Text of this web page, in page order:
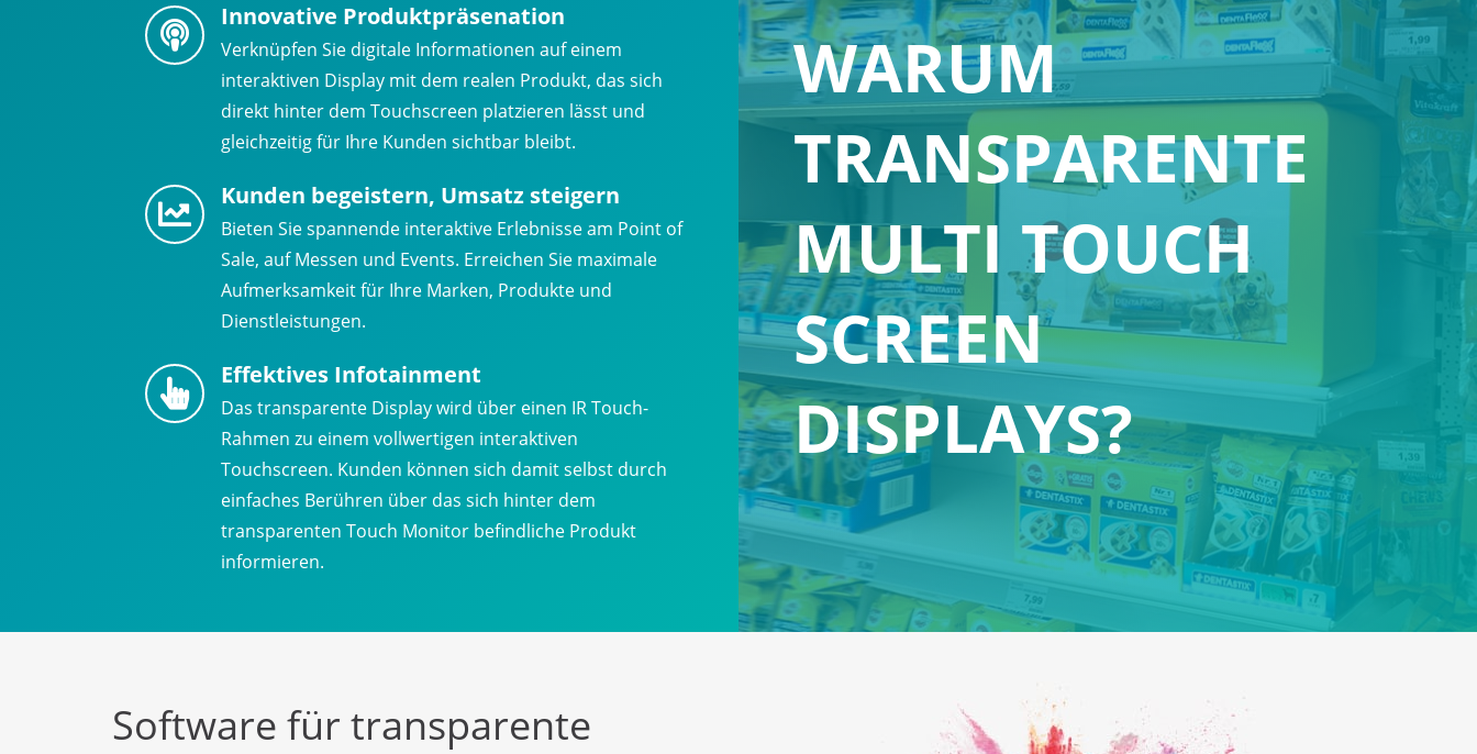
WARUM
TRANSPARENTE
MULTI TOUCH
SCREEN
DISPLAYS?
Innovative Produktpräsenation
Verknüpfen Sie digitale Informationen auf einem
interaktiven Display mit dem realen Produkt, das sich
direkt hinter dem Touchscreen platzieren lässt und
gleichzeitig für Ihre Kunden sichtbar bleibt.
Kunden begeistern, Umsatz steigern
Bieten Sie spannende interaktive Erlebnisse am Point of
Sale, auf Messen und Events. Erreichen Sie maximale
Aufmerksamkeit für Ihre Marken, Produkte und
Dienstleistungen.
Effektives Infotainment
Das transparente Display wird über einen IR Touch-
Rahmen zu einem vollwertigen interaktiven
Touchscreen. Kunden können sich damit selbst durch
einfaches Berühren über das sich hinter dem
transparenten Touch Monitor befindliche Produkt
informieren.
Software für transparente